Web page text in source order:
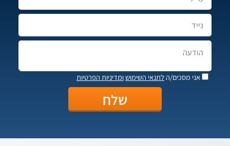
אני מסכים/הלתנאי השימושומדיניות הפרטיות